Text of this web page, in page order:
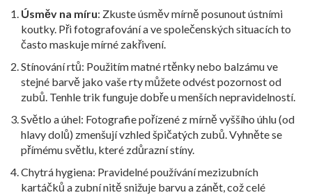
Úsměv na míru: Zkuste úsměv mírně posunout ústními
koutky. Při fotografování a ve společenských situacích to
často maskuje mírné zakřivení.
Stínování rtů: Použitím matné rtěnky nebo balzámu ve
stejné barvě jako vaše rty můžete odvést pozornost od
zubů. Tenhle trik funguje dobře u menších nepravidelností.
Světlo a úhel: Fotografie pořízené z mírně vyššího úhlu (od
hlavy dolů) zmenšují vzhled špičatých zubů. Vyhněte se
přímému světlu, které zdůrazní stíny.
Chytrá hygiena: Pravidelné používání mezizubních
kartáčků a zubní nitě snižuje barvu a zánět, což celé